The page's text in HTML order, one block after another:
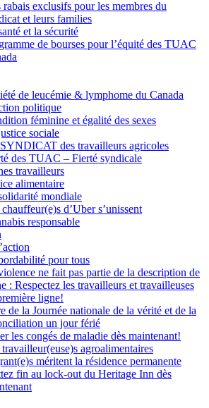
rabais exclusifs pour les membres du
et leurs families
et la sécurité
de bourses pour l’équité des TUAC
de leucémie & lymphome du Canada
politique
féminine et égalité des sexes
sociale
des travailleurs agricoles
des TUAC – Fierté syndicale
travailleurs
alimentaire
mondiale
d’Uber s’unissent
responsable
pour tous
ne fait pas partie de la description de
: Respectez les travailleurs et travailleuses
ligne!
de la Journée nationale de la vérité et de la
un jour férié
les congés de maladie dès maintenant!
agroalimentaires
méritent la résidence permanente
fin au lock-out du Heritage Inn dès